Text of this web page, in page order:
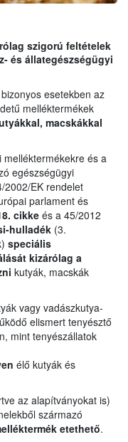
szigorú feltételek
és állategészségügyi
bizonyos esetekben az
melléktermékek
macskákkal
és a
egészségügyi
2002/EK rendelet
parlament és
cikke és a 45/2012
hulladék (3.
speciális
kizárólag a
kutyák, macskák
vagy vadászkutya-
elismert tenyésztő
mint tenyészállatok
élő kutyák és
az alapítványokat is)
származó
etethető.